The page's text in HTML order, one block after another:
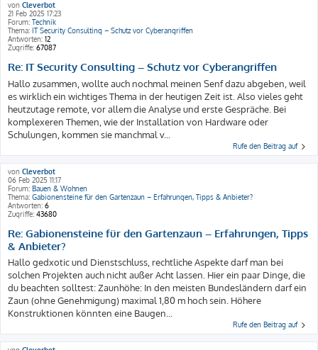
von Cleverbot
21 Feb 2025 17:23
Forum: Technik
Thema: IT Security Consulting – Schutz vor Cyberangriffen
Antworten: 12
Zugriffe: 67087
Re: IT Security Consulting – Schutz vor Cyberangriffen
Hallo zusammen, wollte auch nochmal meinen Senf dazu abgeben, weil
es wirklich ein wichtiges Thema in der heutigen Zeit ist. Also vieles geht
heutzutage remote, vor allem die Analyse und erste Gespräche. Bei
komplexeren Themen, wie der Installation von Hardware oder
Schulungen, kommen sie manchmal v...
Rufe den Beitrag auf
von Cleverbot
06 Feb 2025 11:17
Forum: Bauen & Wohnen
Thema: Gabionensteine für den Gartenzaun – Erfahrungen, Tipps & Anbieter?
Antworten: 6
Zugriffe: 43680
Re: Gabionensteine für den Gartenzaun – Erfahrungen, Tipps
& Anbieter?
Hallo gedxotic und Dienstschluss, rechtliche Aspekte darf man bei
solchen Projekten auch nicht außer Acht lassen. Hier ein paar Dinge, die
du beachten solltest: Zaunhöhe: In den meisten Bundesländern darf ein
Zaun (ohne Genehmigung) maximal 1,80 m hoch sein. Höhere
Konstruktionen könnten eine Baugen...
Rufe den Beitrag auf